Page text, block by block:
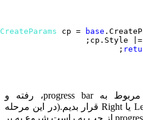
CreateParams cp = base
باید در پنجره properties مربوط به progress bar، رفته و
خصوصیت Dock آنرا برابر با Left یا Right قرار بدیم.(در این مرحله
اگر از پروژه، اجرا بگیریم، progress bar از چپ به راست شروع به پر